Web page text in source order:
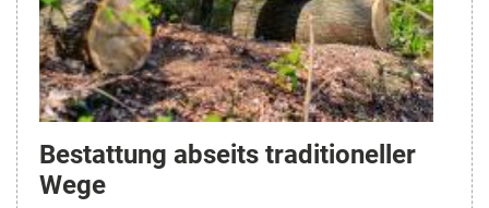
Bestattung abseits traditioneller
Wege